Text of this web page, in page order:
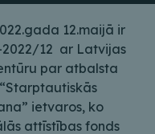
12.maijā ir
2022/12 ar Latvijas
par atbalsta
ietvaros, ko
attīstības fonds